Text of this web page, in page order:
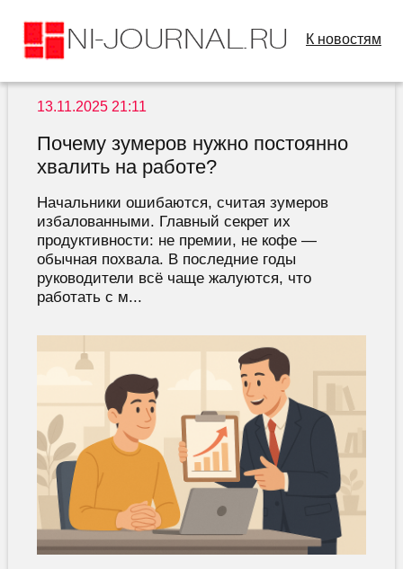
К новостям
13.11.2025 21:11
Почему зумеров нужно постоянно
хвалить на работе?
Начальники ошибаются, считая зумеров
избалованными. Главный секрет их
продуктивности: не премии, не кофе —
обычная похвала. В последние годы
руководители всё чаще жалуются, что
работать с м...